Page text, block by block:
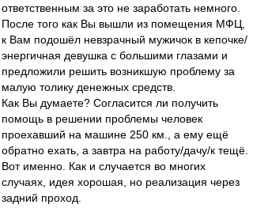
ответственным за это не заработать немного.
После того как Вы вышли из помещения МФЦ,
к Вам подошёл невзрачный мужичок в кепочке/
энергичная девушка с большими глазами и
предложили решить возникшую проблему за
малую толику денежных средств.
Как Вы думаете? Согласится ли получить
помощь в решении проблемы человек
проехавший на машине 250 км., а ему ещё
обратно ехать, а завтра на работу/дачу/к тещё.
Вот именно. Как и случается во многих
случаях, идея хорошая, но реализация через
задний проход.